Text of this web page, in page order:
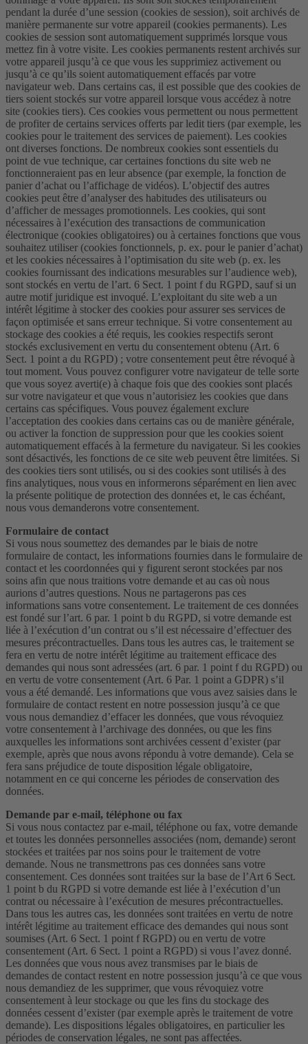
pendant la durée d’une session (cookies de session), soit archivés de
manière permanente sur votre appareil (cookies permanents). Les
cookies de session sont automatiquement supprimés lorsque vous
mettez fin à votre visite. Les cookies permanents restent archivés sur
votre appareil jusqu’à ce que vous les supprimiez activement ou
jusqu’à ce qu’ils soient automatiquement effacés par votre
navigateur web. Dans certains cas, il est possible que des cookies de
tiers soient stockés sur votre appareil lorsque vous accédez à notre
site (cookies tiers). Ces cookies vous permettent ou nous permettent
de profiter de certains services offerts par ledit tiers (par exemple, les
cookies pour le traitement des services de paiement). Les cookies
ont diverses fonctions. De nombreux cookies sont essentiels du
point de vue technique, car certaines fonctions du site web ne
fonctionneraient pas en leur absence (par exemple, la fonction de
panier d’achat ou l’affichage de vidéos). L’objectif des autres
cookies peut être d’analyser des habitudes des utilisateurs ou
d’afficher de messages promotionnels. Les cookies, qui sont
nécessaires à l’exécution des transactions de communication
électronique (cookies obligatoires) ou à certaines fonctions que vous
souhaitez utiliser (cookies fonctionnels, p. ex. pour le panier d’achat)
et les cookies nécessaires à l’optimisation du site web (p. ex. les
cookies fournissant des indications mesurables sur l’audience web),
sont stockés en vertu de l’art. 6 Sect. 1 point f du RGPD, sauf si un
autre motif juridique est invoqué. L’exploitant du site web a un
intérêt légitime à stocker des cookies pour assurer ses services de
façon optimisée et sans erreur technique. Si votre consentement au
stockage des cookies a été requis, les cookies respectifs seront
stockés exclusivement en vertu du consentement obtenu (Art. 6
Sect. 1 point a du RGPD) ; votre consentement peut être révoqué à
tout moment. Vous pouvez configurer votre navigateur de telle sorte
que vous soyez averti(e) à chaque fois que des cookies sont placés
sur votre navigateur et que vous n’autorisiez les cookies que dans
certains cas spécifiques. Vous pouvez également exclure
l’acceptation des cookies dans certains cas ou de manière générale,
ou activer la fonction de suppression pour que les cookies soient
automatiquement effacés à la fermeture du navigateur. Si les cookies
sont désactivés, les fonctions de ce site web peuvent être limitées. Si
des cookies tiers sont utilisés, ou si des cookies sont utilisés à des
fins analytiques, nous vous en informerons séparément en lien avec
la présente politique de protection des données et, le cas échéant,
nous vous demanderons votre consentement.
Formulaire de contact
Si vous nous soumettez des demandes par le biais de notre
formulaire de contact, les informations fournies dans le formulaire de
contact et les coordonnées qui y figurent seront stockées par nos
soins afin que nous traitions votre demande et au cas où nous
aurions d’autres questions. Nous ne partagerons pas ces
informations sans votre consentement. Le traitement de ces données
est fondé sur l’art. 6 par. 1 point b du RGPD, si votre demande est
liée à l’exécution d’un contrat ou s’il est nécessaire d’effectuer des
mesures précontractuelles. Dans tous les autres cas, le traitement se
fera en vertu de notre intérêt légitime au traitement efficace des
demandes qui nous sont adressées (art. 6 par. 1 point f du RGPD) ou
en vertu de votre consentement (Art. 6 Par. 1 point a GDPR) s’il
vous a été demandé. Les informations que vous avez saisies dans le
formulaire de contact restent en notre possession jusqu’à ce que
vous nous demandiez d’effacer les données, que vous révoquiez
votre consentement à l’archivage des données, ou que les fins
auxquelles les informations sont archivées cessent d’exister (par
exemple, après que nous avons répondu à votre demande). Cela se
fera sans préjudice de toute disposition légale obligatoire,
notamment en ce qui concerne les périodes de conservation des
données.
Demande par e-mail, téléphone ou fax
Si vous nous contactez par e-mail, téléphone ou fax, votre demande
et toutes les données personnelles associées (nom, demande) seront
stockées et traitées par nos soins pour le traitement de votre
demande. Nous ne transmettrons pas ces données sans votre
consentement. Ces données sont traitées sur la base de l’Art 6 Sect.
1 point b du RGPD si votre demande est liée à l’exécution d’un
contrat ou nécessaire à l’exécution de mesures précontractuelles.
Dans tous les autres cas, les données sont traitées en vertu de notre
intérêt légitime au traitement efficace des demandes qui nous sont
soumises (Art. 6 Sect. 1 point f RGPD) ou en vertu de votre
consentement (Art. 6 Sect. 1 point a RGPD) si vous l’avez donné.
Les données que vous nous avez transmises par le biais de
demandes de contact restent en notre possession jusqu’à ce que vous
nous demandiez de les supprimer, que vous révoquiez votre
consentement à leur stockage ou que les fins du stockage des
données cessent d’exister (par exemple après le traitement de votre
demande). Les dispositions légales obligatoires, en particulier les
périodes de conservation légales, ne sont pas affectées.